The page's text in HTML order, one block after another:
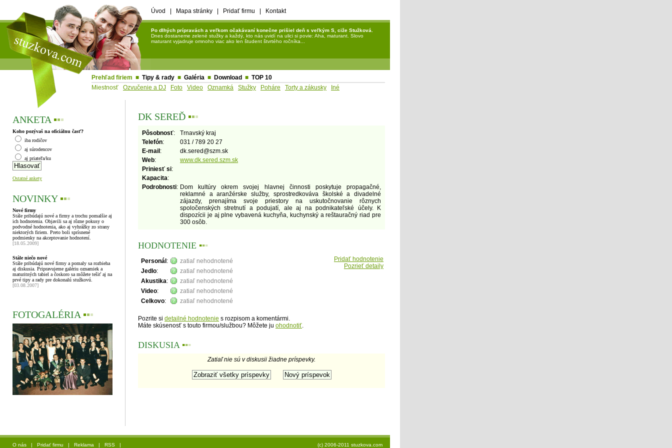
Úvod Mapa stránky Pridať firmu Kontakt
Po dlhých prípravách a veľkom očakávaní konečne prišiel deň s veľkým S, ciže Stužková.
Dnes dostaneme zelené stužky a každý, kto nás uvidí na ulici si povie: Aha, maturant. Slovo
maturant vyjadruje omnoho viac ako len študent štvrtého ročníka...
Prehľad firiem ■ Tipy & rady ■ Galéria ■ Download ■ TOP 10
Miestnosť
Ozvučenie a DJ Foto Video Oznamká Stužky Poháre Torty a zákusky Iné
ANKETA ▪▪▪
Koho pozývaš na oficiálnu časť?
iba rodičov
aj súrodencov
aj priateľa/ku
Ostatné ankety
NOVINKY ▪▪▪
Nové firmy
Stále pribúdajú nové a firmy a trochu pomalšie aj
ich hodnotenia. Objavili sa aj rôzne pokusy o
podvodné hodnotenia, ako aj vyhrážky zo strany
niektorých firiem. Preto boli sprísnené
podmienky na akceptovanie hodnotení.
[18.05.2009]
Stále niečo nové
Stále pribúdajú nové firmy a pomaly sa rozbieha
aj diskusia. Pripravujeme galériu oznamiek a
maturitných tabiel a čoskoro sa môžete tešiť aj na
prvé tipy a rady pre dokonalú stužkovú.
[03.08.2007]
FOTOGALÉRIA ▪▪▪
DK SEREĎ ▪▪▪
Pôsobnosť:
Trnavský kraj
Telefón:
031 / 789 20 27
E-mail : dk.sered @szm.sk
Web:
www.dk.sered.szm.sk
Priniesť si:
Kapacita:
Podrobnosti: Dom kultúry okrem svojej hlavnej činnosti poskytuje propagačné,
reklamné a aranžérske služby, sprostredkováva školské a divadelné
zájazdy, prenajíma svoje priestory na uskutočnovanie rôznych
spoločenských stretnutí a podujatí, ale aj na podnikateľské účely. K
dispozícii je aj plne vybavená kuchyňa, kuchynský a reštauračný riad pre
300 osôb.
HODNOTENIE ▪▪▪
Personál :
zatiaľ nehodnotené
Jedlo:
zatiaľ nehodnotené
Akustika:
zatiaľ nehodnotené
Video:
zatiaľ nehodnotené
Celkovo: zatiaľ nehodnotené
Pridať hodnotenie
Pozrieť detaily
Pozrite si detailné hodnotenie s rozpisom a komentármi.
Máte skúsenosť s touto firmou/službou? Môžete ju ohodnotiť.
DISKUSIA ▪▪▪
Zatiaľ nie sú v diskusii žiadne príspevky.
O nás | Pridať firmu | Reklama | RSS | (c) 2006-2011 stuzkova.com